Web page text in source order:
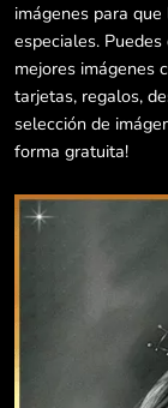
imágenes para
especiales.
mejores imágenes
tarjetas, regalos,
selección de
forma gratuita!